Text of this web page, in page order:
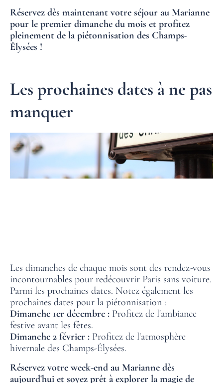
Réservez dès maintenant votre séjour au Marianne
pour le premier dimanche du mois et profitez
pleinement de la piétonnisation des Champs-
Élysées !
Les prochaines dates à ne pas
manquer
Les dimanches de chaque mois sont des rendez-vous
incontournables pour redécouvrir Paris sans voiture.
Parmi les prochaines dates. Notez également les
prochaines dates pour la piétonnisation :
Dimanche 1er décembre : Profitez de l'ambiance
festive avant les fêtes.
Dimanche 2 février : Profitez de l'atmosphère
hivernale des Champs-Élysées.
Réservez votre week-end au Marianne dès
aujourd'hui et soyez prêt à explorer la magie de